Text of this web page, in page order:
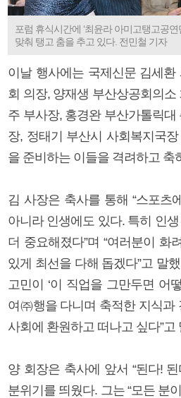
포럼 휴식시간에 ‘최윤라 아미고탱고공
맞춰 탱고 춤을 추고 있다. 전민철 기자
이날 행사에는 국제신문 김세환
회 의장, 양재생 부산상공회의소
주 부사장, 홍경완 부산가톨릭대
장, 정태기 부산시 사회복지국
을 준비하는 이들을 격려하고 축
김 사장은 축사를 통해 “스포츠
아니라 인생에도 있다. 특히 인
더 중요해졌다”며 “여러분이 화
있게 최선을 다해 돕겠다”고 말
고민이 ‘이 직업을 그만두면 어
여㈜행을 다니며 축적한 지식과
사회에 환원하고 떠나고 싶다”고
양 회장은 축사에 앞서 “된다!
분위기를 띄웠다. 그는 “모든 분